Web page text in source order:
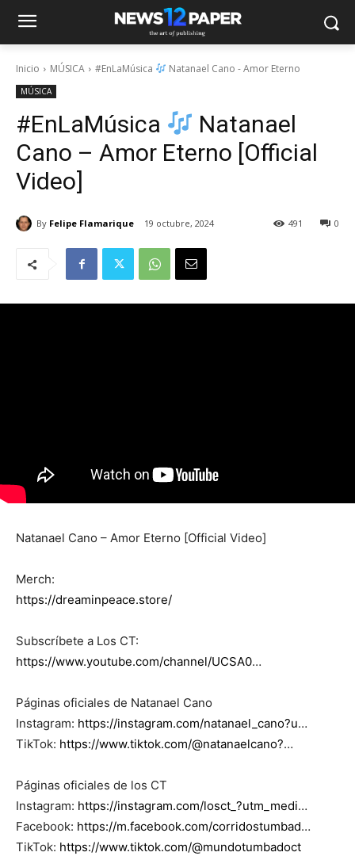
Inicio MÚSICA #EnLaMúsica Natanael Cano - Amor Eterno
MÚSICA
#EnLaMúsica
Natanael
Cano – Amor Eterno [Official
Video]
By Felipe Flamarique 19 octubre, 2024 0
491
Natanael Cano – Amor Eterno [Official Video]
Merch:
https://dreaminpeace.store/
Subscríbete a Los CT:
https://www.youtube.com/channel/UCSA0…
Páginas oficiales de Natanael Cano
Instagram: https://instagram.com/natanael_cano?u…
TikTok: https://www.tiktok.com/@natanaelcano?…
Páginas oficiales de los CT
Instagram: https://instagram.com/losct_?utm_medi…
Facebook: https://m.facebook.com/corridostumbad…
TikTok: https://www.tiktok.com/@mundotumbadoct